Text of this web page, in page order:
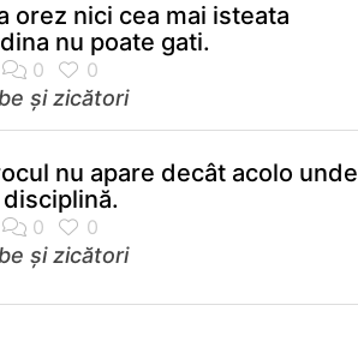
orez nici cea mai isteata
nu poate gati.
și zicători
nu apare decât acolo unde
și zicători